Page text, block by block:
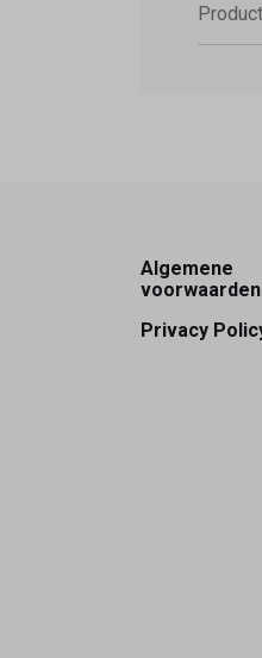
Footer
Algemene
voorwaarden
Privacy